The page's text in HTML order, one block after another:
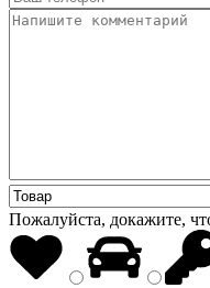
Пожалуйста, докажите,